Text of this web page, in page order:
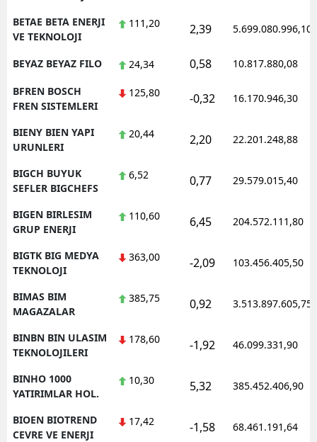
BETAE BETA ENERJI
VE TEKNOLOJI
111,20 2,39 5.699.080.996,10
BEYAZ BEYAZ FILO 24,34 0,58 10.817.880,08
BFREN BOSCH
FREN SISTEMLERI
125,80 -0,32 16.170.946,30
BIENY BIEN YAPI
URUNLERI
20,44 2,20 22.201.248,88
BIGCH BUYUK
SEFLER BIGCHEFS
6,52 0,77 29.579.015,40
BIGEN BIRLESIM
GRUP ENERJI
110,60 6,45 204.572.111,80
BIGTK BIG MEDYA
TEKNOLOJI
363,00 -2,09 103.456.405,50
BIMAS BIM
MAGAZALAR
385,75 0,92 3.513.897.605,75
BINBN BIN ULASIM
TEKNOLOJILERI
178,60 -1,92 46.099.331,90
BINHO 1000
YATIRIMLAR HOL.
10,30 5,32 385.452.406,90
BIOEN BIOTREND
CEVRE VE ENERJI
17,42 -1,58 68.461.191,64